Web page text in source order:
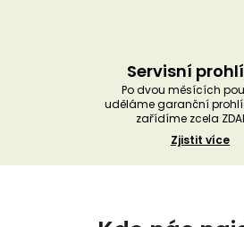
Servisní
Po dvou měsících
uděláme garanční
zařídíme zcela
Zjistit více